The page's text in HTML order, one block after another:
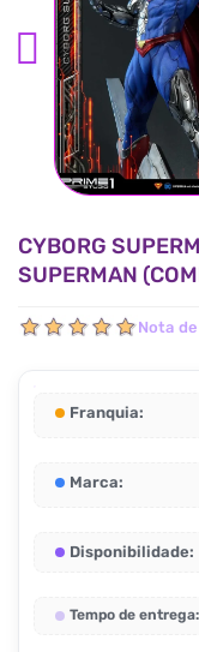
CYBORG
SUPERMAN
Nota
Franquia:
Marca:
Disponibilidade:
Tempo de entrega: